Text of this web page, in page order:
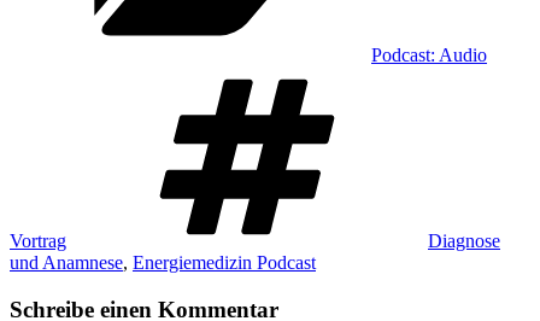
Podcast: Audio
Vortrag
Diagnose
und Anamnese, Energiemedizin Podcast
Schreibe einen Kommentar